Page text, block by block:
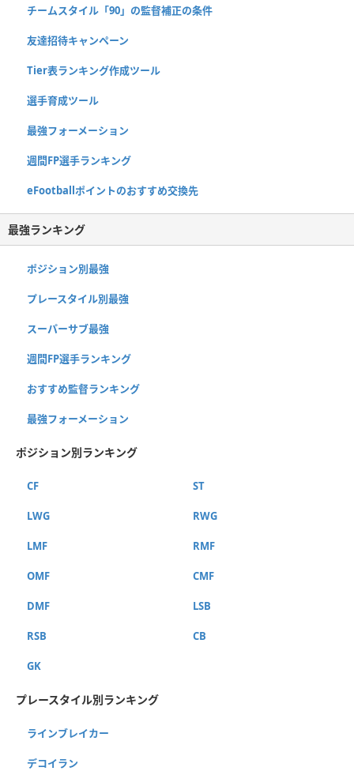
チームスタイル「90」の監督補正の条件
友達招待キャンペーン
Tier表ランキング作成ツール
選手育成ツール
最強フォーメーション
週間FP選手ランキング
eFootballポイントのおすすめ交換先
最強ランキング
ポジション別最強
プレースタイル別最強
スーパーサブ最強
週間FP選手ランキング
おすすめ監督ランキング
最強フォーメーション
ポジション別ランキング
CF ST
LWG RWG
LMF RMF
OMF CMF
DMF LSB
RSB CB
GK
プレースタイル別ランキング
ラインブレイカー
デコイラン